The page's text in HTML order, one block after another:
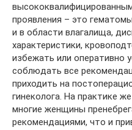
проявления – это
и в области влагалища,
характеристики,
избежать или оперативно
соблюдать все
приходить на
гинеколога. На практике
многие женщины
рекомендациями, что и